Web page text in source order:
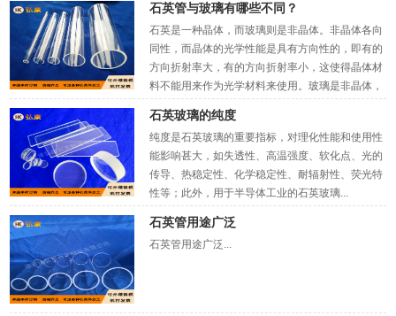
石英管与玻璃有哪些不同？
石英是一种晶体，而玻璃则是非晶体。非晶体各向
同性，而晶体的光学性能是具有方向性的，即有的
方向折射率大，有的方向折射率小，这使得晶体材
料不能用来作为光学材料来使用。玻璃是非晶体，
石英玻璃的纯度
纯度是石英玻璃的重要指标，对理化性能和使用性
能影响甚大，如失透性、高温强度、软化点、光的
传导、热稳定性、化学稳定性、耐辐射性、荧光特
性等；此外，用于半导体工业的石英玻璃...
石英管用途广泛
石英管用途广泛...